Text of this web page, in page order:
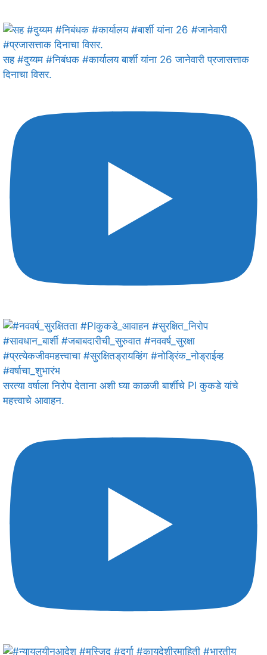
सह #दुय्यम #निबंधक #कार्यालय बार्शी यांना 26 जानेवारी प्रजासत्ताक
दिनाचा विसर.
सरत्या वर्षाला निरोप देताना अशी घ्या काळजी बार्शीचे PI कुकडे यांचे
महत्त्वाचे आवाहन.